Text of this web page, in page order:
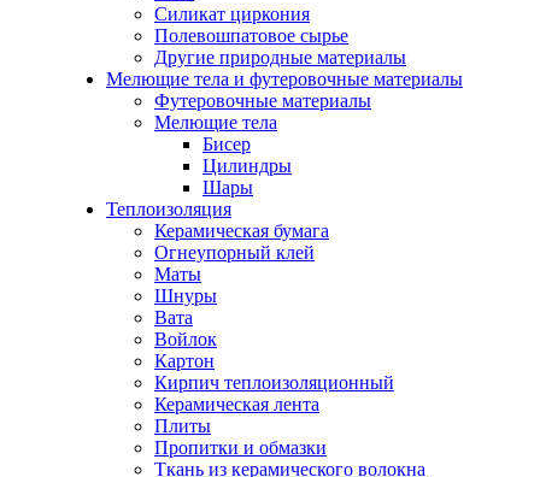
Силикат циркония
Полевошпатовое сырье
Другие природные материалы
Мелющие тела и футеровочные материалы
Футеровочные материалы
Мелющие тела
Бисер
Цилиндры
Шары
Теплоизоляция
Керамическая бумага
Огнеупорный клей
Маты
Шнуры
Вата
Войлок
Картон
Кирпич теплоизоляционный
Керамическая лента
Плиты
Пропитки и обмазки
Ткань из керамического волокна